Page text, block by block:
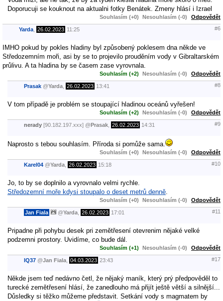
Doporucuji se kouknout na aktualni fotky Benátek. Zmeny hlásí i Izrael
Souhlasím (+0) Nesouhlasím (-0) Odpovědět
Yarda 26.02.2023 11:25 #6
IMHO pokud by pokles hladiny byl způsobený poklesem dna někde ve
Středozemním moři, asi by se to projevilo prouděním vody v Gibraltarském
průlivu. A ta hladina by se časem zase vyrovnala.
Souhlasím (+2) Nesouhlasím (-0) Odpovědět
Prasak @Yarda 26.02.2023 13:41 #8
V tom případě je problém se stoupající hladinou oceánů vyřešen!
Souhlasím (+2) Nesouhlasím (-0) Odpovědět
nerady [90.182.197.xxx] @Prasak 26.02.2023 14:31 #9
Naprosto s tebou souhlasím. Příroda si pomůže sama.
Souhlasím (+0) Nesouhlasím (-0) Odpovědět
Karel04 @Yarda 26.02.2023 15:18 #10
Jo, to by se doplnilo a vyrovnalo velmi rychle.
Středozemní moře kdysi stoupalo o deset metrů denně.
Souhlasím (+0) Nesouhlasím (-0) Odpovědět
Jan Fiala @Yarda 26.02.2023 17:01 #11
Pripadne při pohybu desek pri zemětřesení otevrenim nějaké velké
podzemni prostory. Uvidíme, co bude dál.
Souhlasím (+1) Nesouhlasím (-0) Odpovědět
IQ37 @Jan Fiala 04.03.2023 23:43 #17
Někde jsem teď nedávno četl, že nějaký maník, který prý předpověděl to
turecké zemětřesení hlásí, že zanedlouho má přijít ještě větší a silnější...
Důsledky si těžko můžeme představit. Setkání vody s magmatem by